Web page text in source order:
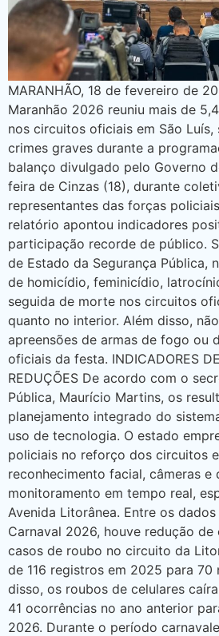
MARANHÃO, 18 de fevereiro de
Maranhão 2026 reuniu mais de
nos circuitos oficiais em São
crimes graves durante a
balanço divulgado pelo Governo
feira de Cinzas (18), durante
representantes das forças
relatório apontou indicadores
participação recorde de público.
de Estado da Segurança Pública,
de homicídio, feminicídio,
seguida de morte nos circuitos
quanto no interior. Além disso,
apreensões de armas de fogo ou
oficiais da festa. INDICADORES
REDUÇÕES De acordo com o
Pública, Maurício Martins, os
planejamento integrado do
uso de tecnologia. O estado
policiais no reforço dos circuitos
reconhecimento facial, câmeras e
monitoramento em tempo real,
Avenida Litorânea. Entre os
Carnaval 2026, houve redução de
casos de roubo no circuito da
de 116 registros em 2025 para 70
disso, os roubos de celulares
41 ocorrências no ano anterior
2026. Durante o período